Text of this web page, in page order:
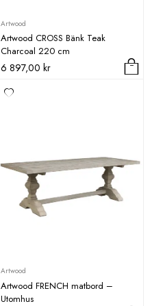
Artwood
Artwood CROSS Bänk Teak
Charcoal 220 cm
6 897,00 kr
Artwood
Artwood FRENCH matbord –
Utomhus